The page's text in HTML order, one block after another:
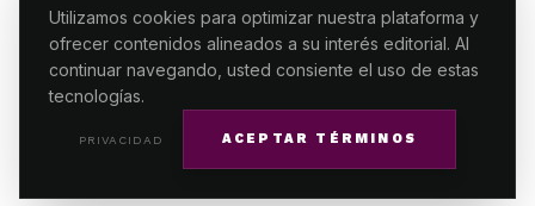
Utilizamos cookies para optimizar nuestra plataforma y
ofrecer contenidos alineados a su interés editorial. Al
continuar navegando, usted consiente el uso de estas
tecnologías.
PRIVACIDAD ACEPTAR TÉRMINOS
© 2026 ES PRIMERA MX. ALGUNOS DERECHOS
RESERVADOS / DESIGNMAKING.MX